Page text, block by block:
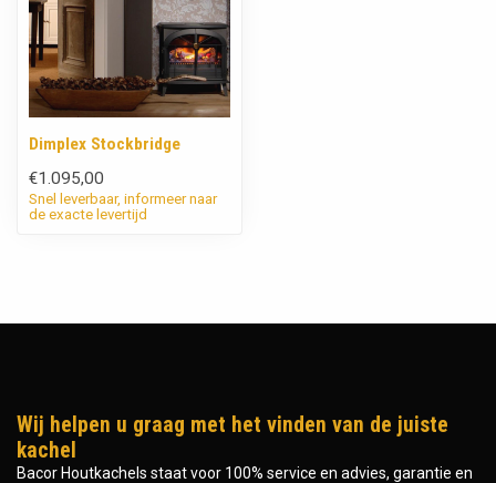
Dimplex Stockbridge
€1.095,00
Snel leverbaar, informeer naar
de exacte levertijd
Wij helpen u graag met het vinden van de juiste
kachel
Bacor Houtkachels staat voor 100% service en advies, garantie en